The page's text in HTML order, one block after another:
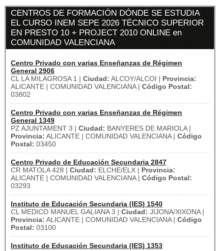
CENTROS DE FORMACIÓN DÓNDE SE ESTUDIA
EL CURSO INEM SEPE 2026 TÉCNICO SUPERIOR
EN PRESTO 10 + PROJECT 2010 ONLINE en
COMUNIDAD VALENCIANA
Centro Privado con varias Enseñanzas de Régimen
General 2906
CL LA MILAGROSA 1 | Ciudad: ALCOY/ALCOI | Provincia:
ALICANTE | COMUNIDAD VALENCIANA | Código Postal:
03802
Centro Privado con varias Enseñanzas de Régimen
General 1349
PZ AJUNTAMENT 3 | Ciudad: BANYERES DE MARIOLA |
Provincia: ALICANTE | COMUNIDAD VALENCIANA | Código
Postal: 03450
Centro Privado de Educación Secundaria 2847
CR MATOLA 428 | Ciudad: ELCHE/ELX | Provincia:
ALICANTE | COMUNIDAD VALENCIANA | Código Postal:
03293
Instituto de Educación Secundaria (IES) 1540
CL MEDICO MANUEL GALIANA 3 | Ciudad: JIJONA/XIXONA |
Provincia: ALICANTE | COMUNIDAD VALENCIANA | Código
Postal: 03100
Instituto de Educación Secundaria (IES) 1353